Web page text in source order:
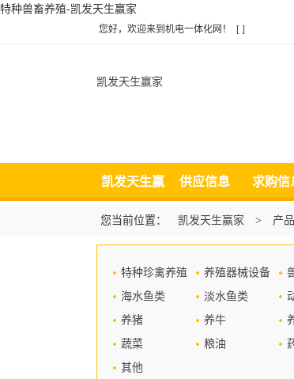
特种兽畜养殖-凯发天生赢家
您好，欢迎来到机电一体化网！ [ ]
凯发天生赢家
凯发天生赢
家
供应信息 求购信
您当前位置： 凯发天生赢家 > 产
特种珍禽养殖 养殖器械设备
海水鱼类
淡水鱼类
养猪
养牛
蔬菜
粮油
其他